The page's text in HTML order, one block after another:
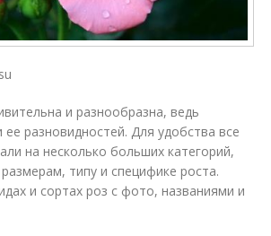
и разнообразна, ведь
разновидностей. Для удобства все
на несколько больших категорий,
типу и специфике роста.
и сортах роз с фото, названиями и